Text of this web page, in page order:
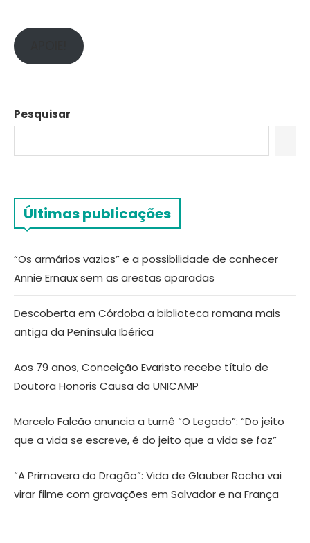
Pesquisar
Últimas publicações
“Os armários vazios” e a possibilidade de conhecer
Annie Ernaux sem as arestas aparadas
Descoberta em Córdoba a biblioteca romana mais
antiga da Península Ibérica
Aos 79 anos, Conceição Evaristo recebe título de
Doutora Honoris Causa da UNICAMP
Marcelo Falcão anuncia a turnê “O Legado”: “Do jeito
que a vida se escreve, é do jeito que a vida se faz”
“A Primavera do Dragão”: Vida de Glauber Rocha vai
virar filme com gravações em Salvador e na França